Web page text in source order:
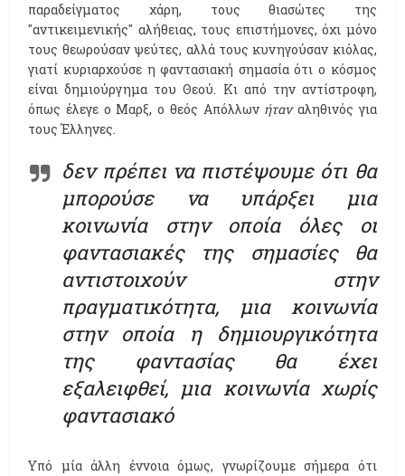
παραδείγματος χάρη, τους θιασώτες της
"αντικειμενικής" αλήθειας, τους επιστήμονες, όχι μόνο
τους θεωρούσαν ψεύτες, αλλά τους κυνηγούσαν κιόλας,
γιατί κυριαρχούσε η φαντασιακή σημασία ότι ο κόσμος
είναι δημιούργημα του Θεού. Κι από την αντίστροφη,
όπως έλεγε ο Μαρξ, ο θεός Απόλλων ήταναληθινός για
τους Έλληνες.
δεν πρέπει να πιστέψουμε ότι θα
μπορούσε να υπάρξει μια
κοινωνία στην οποία όλες οι
φαντασιακές της σημασίες θα
αντιστοιχούν στην
πραγματικότητα, μια κοινωνία
στην οποία η δημιουργικότητα
της φαντασίας θα έχει
εξαλειφθεί, μια κοινωνία χωρίς
φαντασιακό
Υπό μία άλλη έννοια όμως, γνωρίζουμε σήμερα ότι